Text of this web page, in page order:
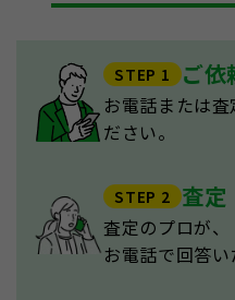
STEP 1 ご依
お電話または
ださい。
STEP 2 査定
査定のプロが、
お電話で回答い